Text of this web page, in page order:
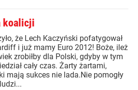
koalicji
że Lech Kaczyński pofatygował
i już mamy Euro 2012! Boże, ileż
zrobiłby dla Polski, gdyby w tym
cały czas. Żarty żartami,
mają sukces nie lada.Nie pomogły